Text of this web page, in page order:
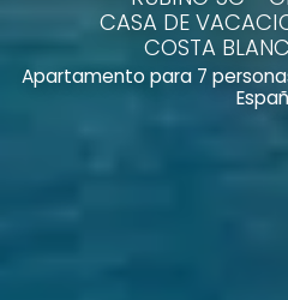
CASA DE
COSTA
Apartamento para 7